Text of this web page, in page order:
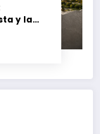
y la